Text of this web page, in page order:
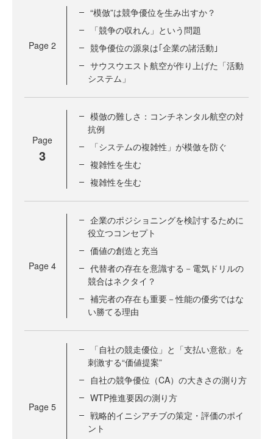
Page 2
“模倣”は競争優位を生み出すか？
「競争の収れん」という問題
競争優位の源泉は｢企業の諸活動｣
サウスウエスト航空が作り上げた「活動
システム」
Page
3
模倣の難しさ：コンチネンタル航空の対
抗例
「システムの複雑性」が模倣を防ぐ
複雑性を生む
複雑性を生む
Page 4
企業のポジショニングを検討するために
役立つコンセプト
価値の創造と充当
代替者の存在を意識する－電気ドリルの
競合はネクタイ？
補完者の存在も重要－性能の優劣ではな
い勝てる理由
Page 5
「自社の競走優位」と「支払い意欲」を
刺激する“価値提案”
自社の競争優位（CA）の大きさの測り方
WTP推進要因の測り方
戦略的イニシアチブの策定・評価のポイ
ント